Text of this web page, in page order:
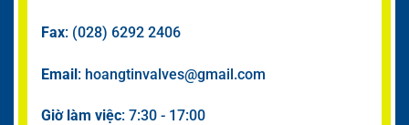
Fax: (028) 6292 2406
Email: hoangtinvalves@gmail.com
Giờ làm việc: 7:30 - 17:00